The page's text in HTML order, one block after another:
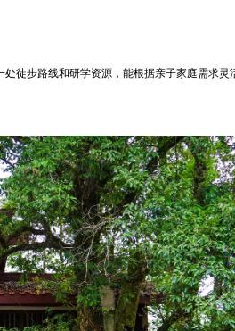
徒步路线和研学资源，能根据亲子家庭需求灵